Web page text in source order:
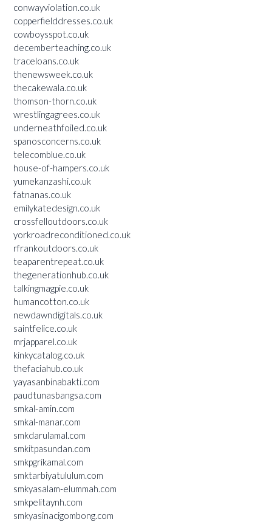
conwayviolation.co.uk
copperfielddresses.co.uk
cowboysspot.co.uk
decemberteaching.co.uk
traceloans.co.uk
thenewsweek.co.uk
thecakewala.co.uk
thomson-thorn.co.uk
wrestlingagrees.co.uk
underneathfoiled.co.uk
spanosconcerns.co.uk
telecomblue.co.uk
house-of-hampers.co.uk
yumekanzashi.co.uk
fatnanas.co.uk
emilykatedesign.co.uk
crossfelloutdoors.co.uk
yorkroadreconditioned.co.uk
rfrankoutdoors.co.uk
teaparentrepeat.co.uk
thegenerationhub.co.uk
talkingmagpie.co.uk
humancotton.co.uk
newdawndigitals.co.uk
saintfelice.co.uk
mrjapparel.co.uk
kinkycatalog.co.uk
thefaciahub.co.uk
yayasanbinabakti.com
paudtunasbangsa.com
smkal-amin.com
smkal-manar.com
smkdarulamal.com
smkitpasundan.com
smkpgrikamal.com
smktarbiyatululum.com
smkyasalam-elummah.com
smkpelitaynh.com
smkyasinacigombong.com